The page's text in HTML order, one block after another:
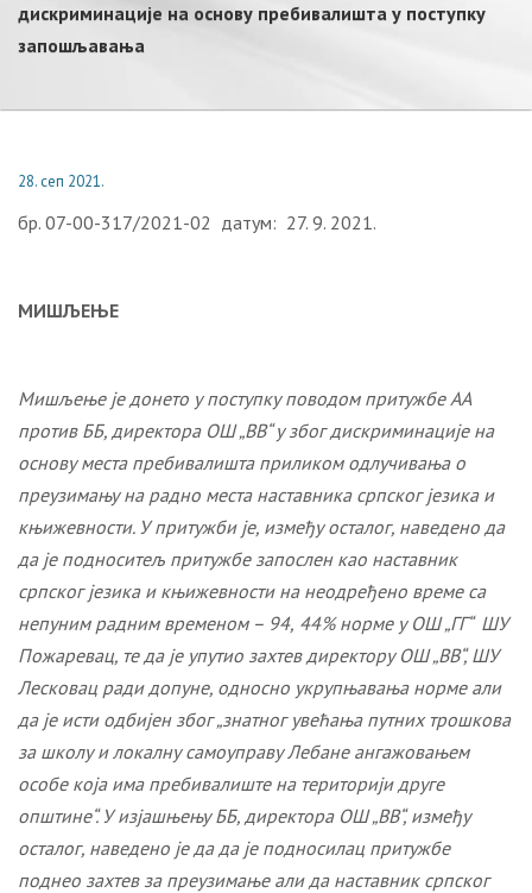
дискриминације на основу пребивалишта у поступку
запошљавања
28. сеп 2021.
бр. 07-00-317/2021-02 датум: 27. 9. 2021.
МИШЉЕЊЕ
Мишљење је донето у поступку поводом притужбе AA
против ББ, директора ОШ „ВВ“ у због дискриминације на
основу места пребивалишта приликoмодлучивања о
преузимању на радно места наставника српског језика и
књижевности. У притужби је, између осталог, наведено да
да је подноситељ притужбе запослен као наставник
српског језика и књижевности на неодређено време са
непуним радним временом – 94, 44% норме у ОШ „ГГ“ ШУ
Пожаревац, те да је упутио захтев директору ОШ „ВВ“, ШУ
Лесковац ради допуне, односно укрупњавања норме али
да је истиодбијен због„знатногувећањапутних трошкова
за школу и локалну самоуправу Лебане ангажовањем
особе која има пребивалиште на територији друге
општине“.У изјашњењу ББ, директора ОШ „ВВ“, између
осталог, наведено је дада је подносилац притужбе
поднео захтев за преузимање алида наставник српског